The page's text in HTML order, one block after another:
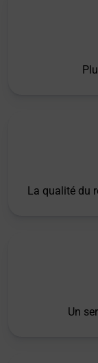
La qualité du
Un